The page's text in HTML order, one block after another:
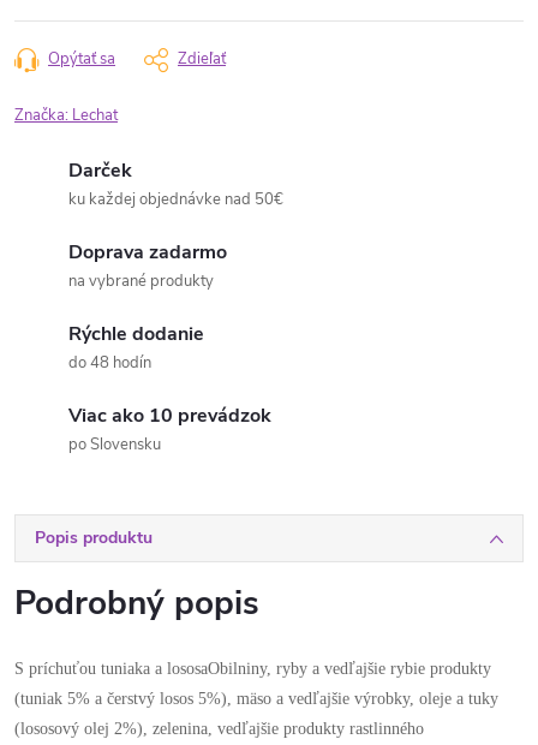
Opýtať sa Zdieľať
Značka: Lechat
Darček
ku každej objednávke nad 50€
Doprava zadarmo
na vybrané produkty
Rýchle dodanie
do 48 hodín
Viac ako 10 prevádzok
po Slovensku
Popis produktu
Podrobný popis
S príchuťou tuniaka a lososaObilniny, ryby a vedľajšie rybie produkty
(tuniak 5% a čerstvý losos 5%), mäso a vedľajšie výrobky, oleje a tuky
(lososový olej 2%), zelenina, vedľajšie produkty rastlinného